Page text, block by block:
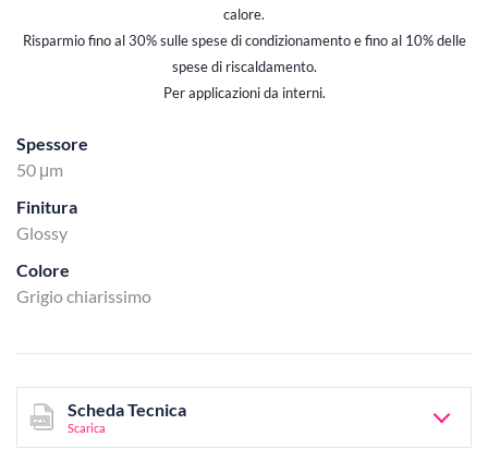
calore.
Risparmio fino al 30% sulle spese di condizionamento e fino al 10% delle
spese di riscaldamento.
Per applicazioni da interni.
Spessore
50 μm
Finitura
Glossy
Colore
Grigio chiarissimo
Scheda Tecnica
Scarica